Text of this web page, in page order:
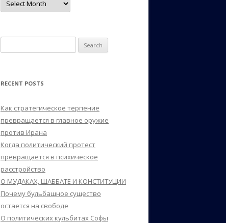
for:
RECENT POSTS
Как стратегическое терпение
превращается в главное оружие
против Ирана
Когда политический протест
превращается в психическое
расстройство
О МУДАКАХ, ШАББАТЕ И КОНСТИТУЦИИ
Почему бульбашное существо
остается на свободе
О политических кульбитах Софы